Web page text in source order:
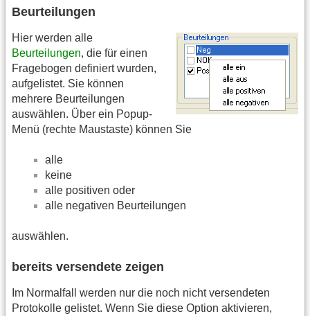
Beurteilungen
Hier werden alle
Beurteilungen, die für einen
Fragebogen definiert wurden,
aufgelistet. Sie können
mehrere Beurteilungen
auswählen. Über ein Popup-
Menü (rechte Maustaste) können Sie
alle
keine
alle positiven oder
alle negativen Beurteilungen
auswählen.
bereits versendete zeigen
Im Normalfall werden nur die noch nicht versendeten
Protokolle gelistet. Wenn Sie diese Option aktivieren,